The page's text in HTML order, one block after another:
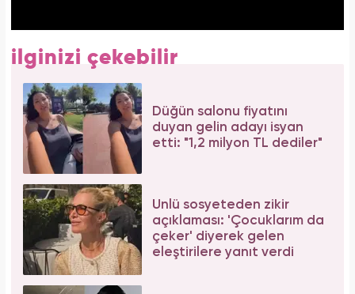
ilginizi çekebilir
Düğün salonu fiyatını
duyan gelin adayı isyan
etti: "1,2 milyon TL dediler"
Ünlü sosyeteden zikir
açıklaması: 'Çocuklarım da
çeker' diyerek gelen
eleştirilere yanıt verdi